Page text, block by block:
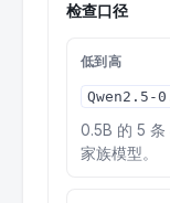
检查口径
低到高
Qwen2.5-
0.5B 的 5
家族模型。